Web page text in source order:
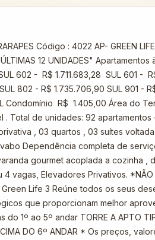
Código : 4022 AP- GREEN
12 UNIDADES"
602 - R$ 1.711.683,28 SUL 601 -
802 - R$ 1.735.706,90 SUL 901 -
Condomínio R$ 1.405,00 Área do
Total de unidades: 92 apartamentos
, 03 quartos , 03 suítes
Dependência completa de
gourmet acoplada a cozinha ,
vagas, Elevadores Privativos. *NÃO
Life 3 Reúne todos os seus
que proporcionam melhor
do 1º ao 5º andar TORRE A APTO
DO 6º ANDAR * Os preços,